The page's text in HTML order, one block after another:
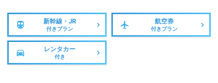
新幹線・JR
付きプラン
航空券
付きプラン
レンタカー
付き